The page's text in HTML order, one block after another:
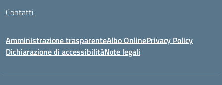
Contatti
Amministrazione trasparenteAlbo OnlinePrivacy Policy
Dichiarazione di accessibilitàNote legali